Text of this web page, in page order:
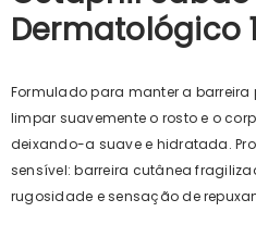
Dermatológico
Formulado para manter a barreira
limpar suavemente o rosto e o
deixando-a suave e hidratada.
sensível: barreira cutânea
rugosidade e sensação de